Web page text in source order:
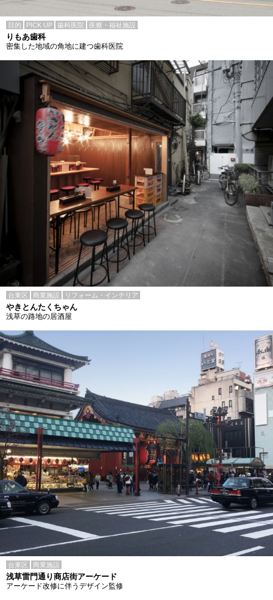
目的 PICK UP 歯科医院 医療・福祉施設
りもあ歯科
密集した地域の角地に建つ歯科医院
台東区 商業施設 リフォーム・インテリア
やきとんたくちゃん
浅草の路地の居酒屋
台東区 商業施設
浅草雷門通り商店街アーケード
アーケード改修に伴うデザイン監修